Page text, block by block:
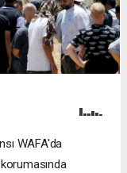
WAFA'da